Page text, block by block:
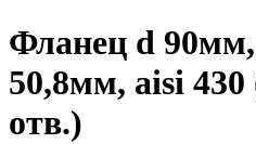
Фланец d
50,8мм, aisi
отв.)